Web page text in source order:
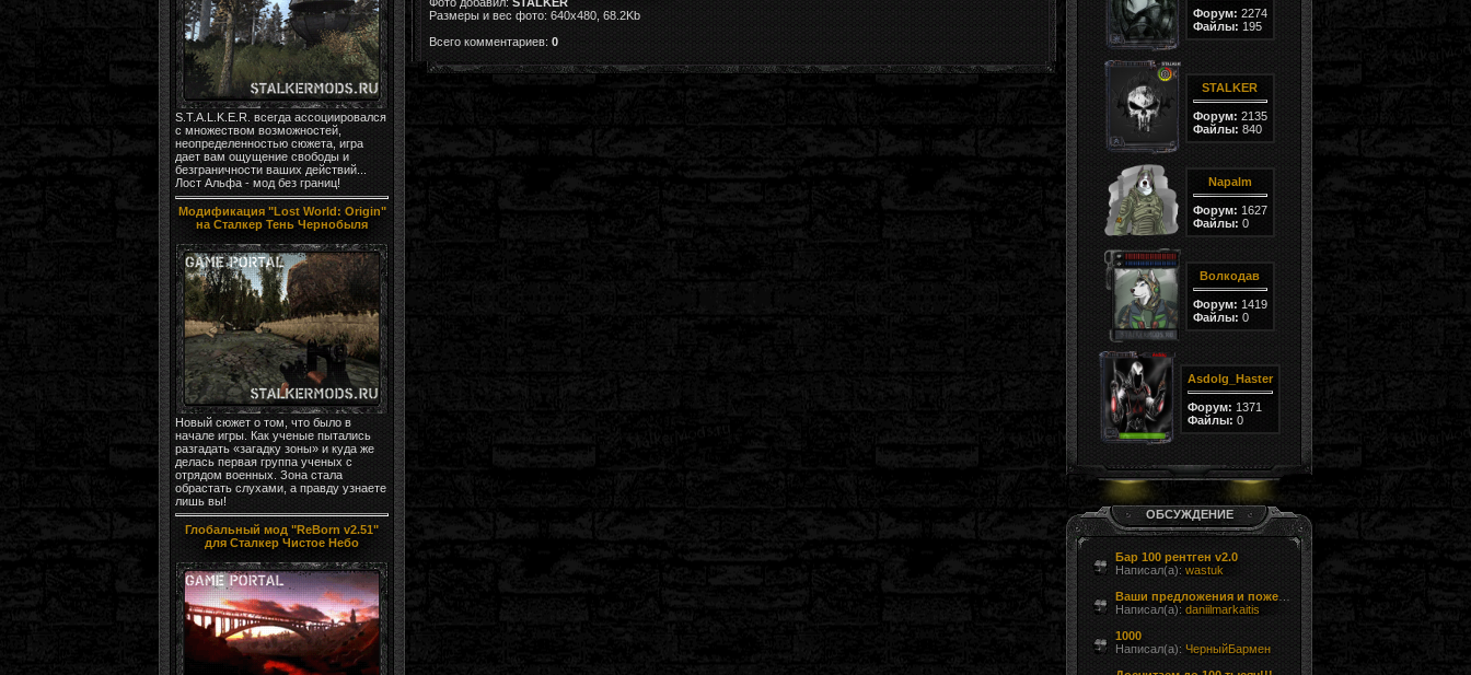
S.T.A.L.K.E.R. всегда ассоциировался
с множеством возможностей,
неопределенностью сюжета, игра
дает вам ощущение свободы и
безграничности ваших действий...
Лост Альфа - мод без границ!
Модификация "Lost World: Origin"
на Сталкер Тень Чернобыля
Новый сюжет о том, что было в
начале игры. Как ученые пытались
разгадать «загадку зоны» и куда же
делась первая группа ученых с
отрядом военных. Зона стала
обрастать слухами, а правду узнаете
лишь вы!
Глобальный мод "ReBorn v2.51"
для Сталкер Чистое Небо
Размеры и вес фото: 640x480, 68.2Kb
Всего комментариев: 0
Форум: 2274
Файлы: 195
STALKER
Форум: 2135
Файлы: 840
Napalm
Форум: 1627
Файлы: 0
Волкодав
Форум: 1419
Файлы: 0
Asdolg_Haster
Форум: 1371
Файлы: 0
ОБСУЖДЕНИЕ
Бар 100 рентген v2.0
Написал(а): wastuk
Написал(а): daniilmarkaitis
1000
Написал(а): ЧерныйБармен